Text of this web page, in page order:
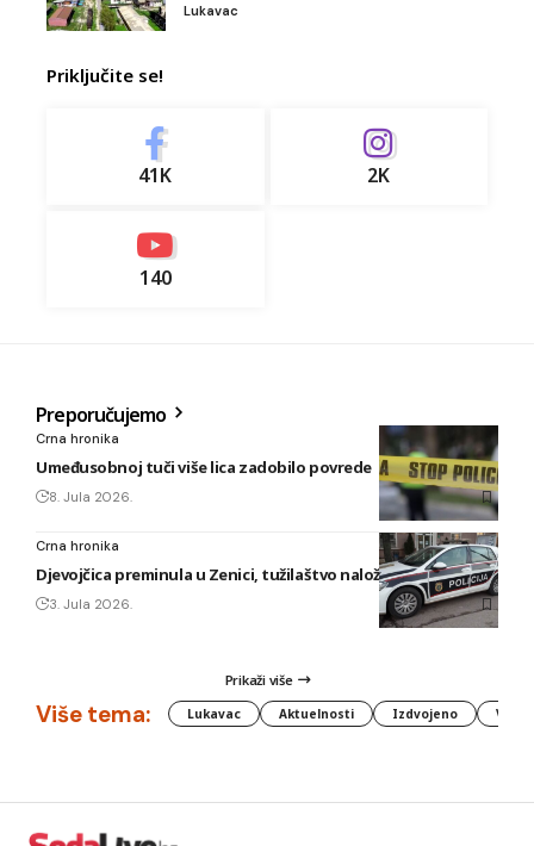
Lukavac
Priključite se!
41K 2K
140
Preporučujemo
Crna hronika
Umeđusobnoj tuči više lica zadobilo povrede
8. Jula 2026.
Crna hronika
Djevojčica preminula u Zenici, tužilaštvo naložilo obdukciju
3. Jula 2026.
Prikaži više
Više tema: Lukavac Aktuelnosti Izdvojeno